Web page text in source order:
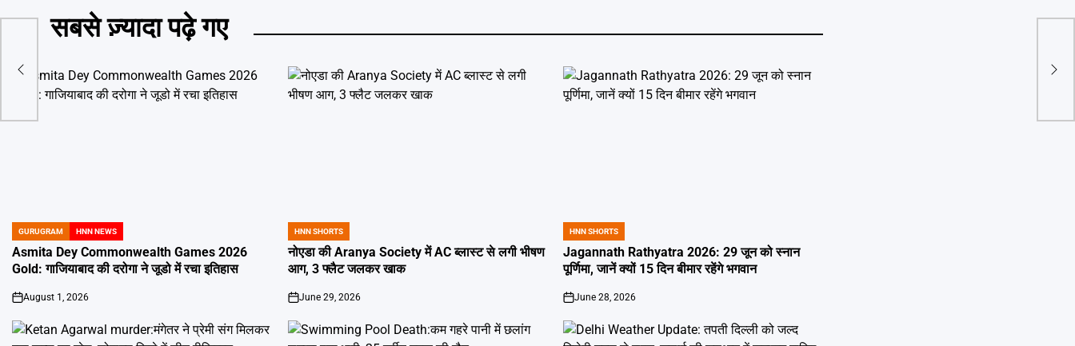
सबसे ज़्यादा पढ़े गए
POSTED
IN
GURUGRAM HNN NEWS
Asmita Dey Commonwealth Games 2026
Gold: गाजियाबाद की दरोगा ने जूडो में रचा इतिहास
on
August 1, 2026
POSTED
IN
HNN SHORTS
नोएडा की Aranya Society में AC ब्लास्ट से लगी भीषण
आग, 3 फ्लैट जलकर खाक
on
June 29, 2026
POSTED
IN
HNN SHORTS
Jagannath Rathyatra 2026: 29 जून को स्नान
पूर्णिमा, जानें क्यों 15 दिन बीमार रहेंगे भगवान
on
June 28, 2026
की